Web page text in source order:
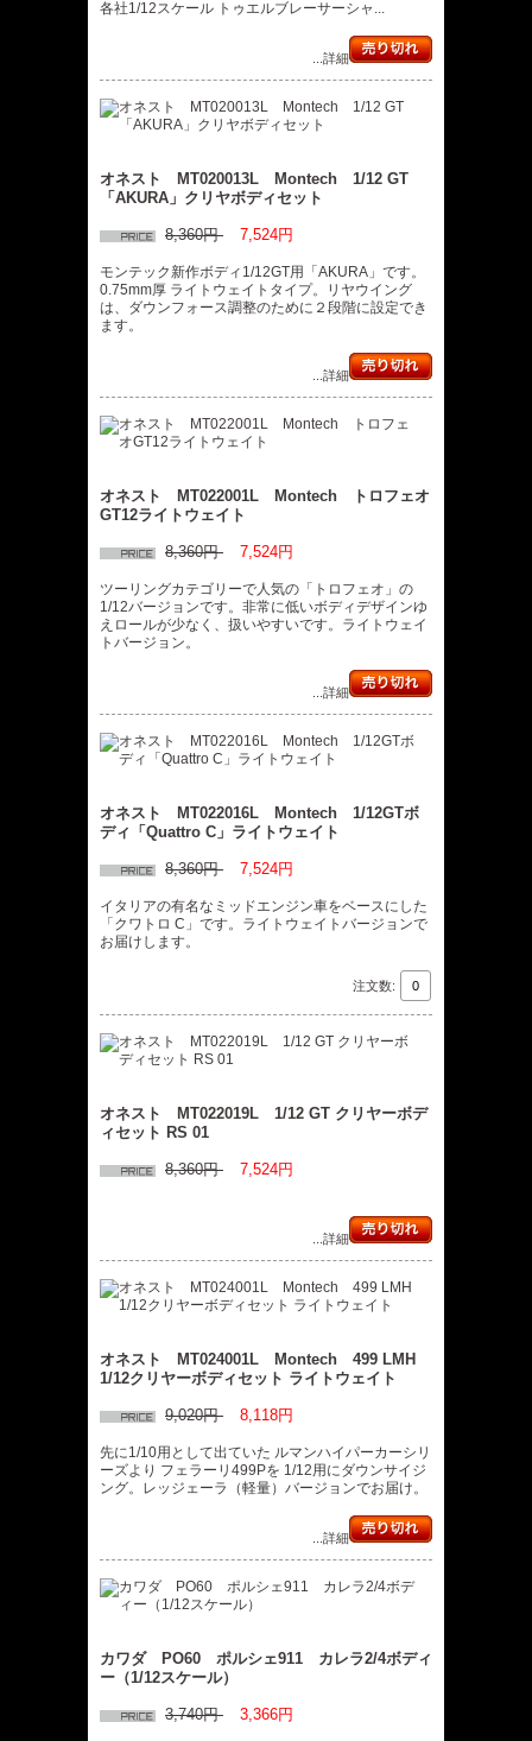
各社1/12スケール トゥエルブレーサーシャ...
...詳細
オネスト MT020013L Montech 1/12 GT
「AKURA」クリヤボディセット
8,360円 7,524円
モンテック新作ボディ1/12GT用「AKURA」です。
0.75mm厚 ライトウェイトタイプ。リヤウイング
は、ダウンフォース調整のために２段階に設定でき
ます。
...詳細
オネスト MT022001L Montech トロフェオ
GT12ライトウェイト
8,360円 7,524円
ツーリングカテゴリーで人気の「トロフェオ」の
1/12バージョンです。非常に低いボディデザインゆ
えロールが少なく、扱いやすいです。ライトウェイ
トバージョン。
...詳細
オネスト MT022016L Montech 1/12GTボ
ディ「Quattro C」ライトウェイト
8,360円 7,524円
イタリアの有名なミッドエンジン車をベースにした
「クワトロ C」です。ライトウェイトバージョンで
お届けします。
注文数:
オネスト MT022019L 1/12 GT クリヤーボデ
ィセット RS 01
8,360円 7,524円
...詳細
オネスト MT024001L Montech 499 LMH
1/12クリヤーボディセット ライトウェイト
9,020円 8,118円
先に1/10用として出ていた ルマンハイパーカーシリ
ーズより フェラーリ499Pを 1/12用にダウンサイジ
ング。レッジェーラ（軽量）バージョンでお届け。
...詳細
カワダ PO60 ポルシェ911 カレラ2/4ボディ
ー（1/12スケール）
3,740円 3,366円